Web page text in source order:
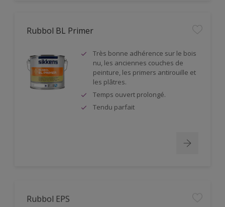
Rubbol BL Primer
Très bonne adhérence sur le bois
nu, les anciennes couches de
peinture, les primers antirouille et
les plâtres.
Temps ouvert prolongé.
Tendu parfait
Rubbol EPS